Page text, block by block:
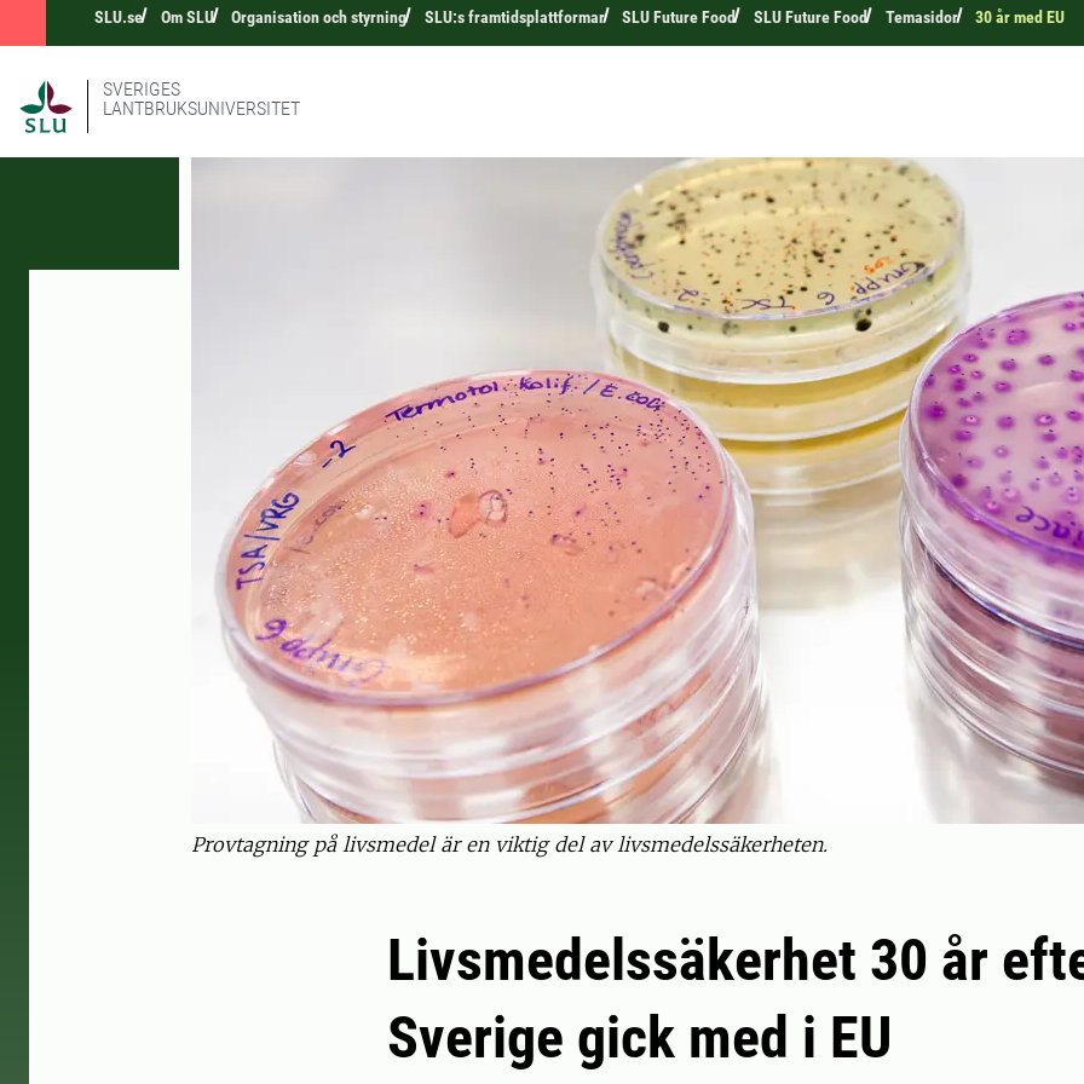
SLU.se Om SLU Organisation och styrning SLU:s framtidsplattformar SLU Future Food SLU Future Food Temasidor 30 år med EU
SVERIGES
LANTBRUKSUNIVERSITET
Provtagning på livsmedel är en viktig del av livsmedelssäkerheten.
Livsmedelssäkerhet 30 år
Sverige gick med i EU